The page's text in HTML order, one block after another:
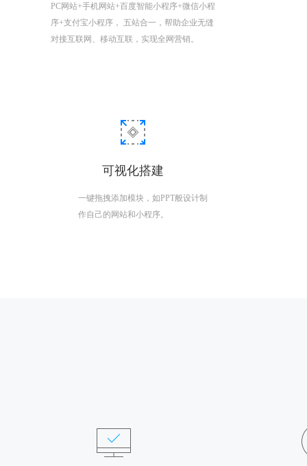
PC网站+手机网站+百度智能小程序+微信小程
序+支付宝小程序， 五站合一，帮助企业无缝
对接互联网、移动互联，实现全网营销。
可视化搭建
一键拖拽添加模块，如PPT般设计制
作自己的网站和小程序。